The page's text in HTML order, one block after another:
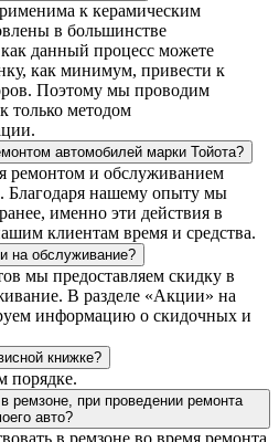
к керамическим
в большинстве
данный процесс можете
как минимум, привести к
Поэтому мы проводим
только методом
автомобилей марки Тойота?
ремонтом и обслуживанием
Благодаря нашему опыту мы
именно эти действия в
клиентам время и средства.
на обслуживание?
мы предоставляем скидку в
В разделе «Акции» на
информацию о скидочных и
книжке?
порядке.
ремзоне, при проведении ремонта
авто?